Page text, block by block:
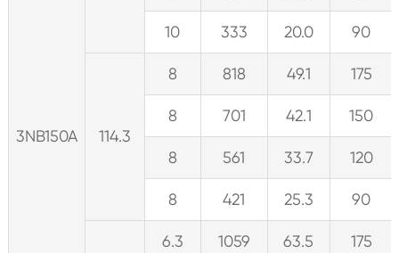
3NB150A
10 333 20.0 90
114.3
8 818 49.1 175
8 701 42.1 150
8 561 33.7 120
8 421 25.3 90
6.3 1059 63.5 175